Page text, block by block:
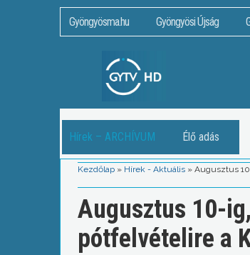
Gyöngyösma.hu Gyöngyösi Újság
Hírek – ARCHÍVUM Élő adás
Kezdőlap » Hírek - Aktuális » Augusztus
Augusztus 10-
pótfelvételire a